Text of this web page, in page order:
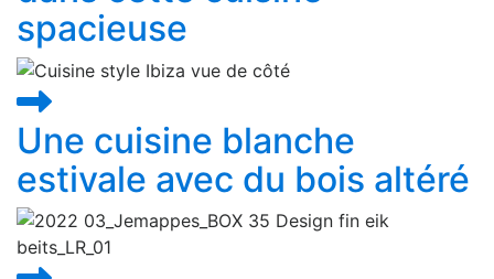
spacieuse
Une cuisine blanche
estivale avec du bois altéré